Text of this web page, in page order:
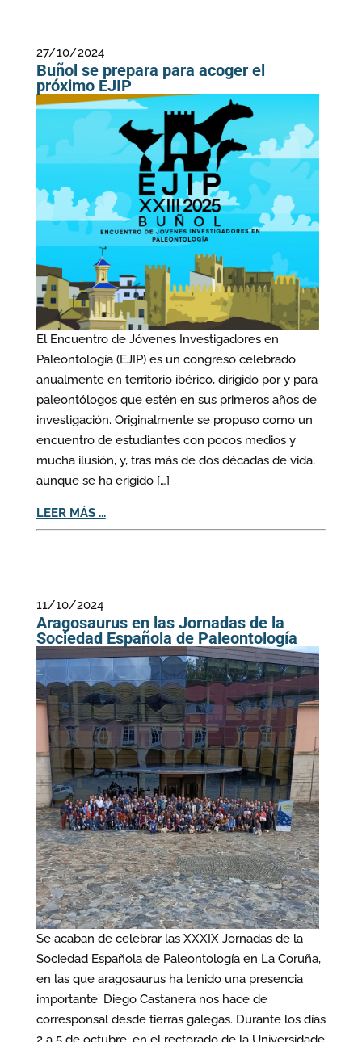
27/10/2024
Buñol se prepara para acoger el
próximo EJIP
El Encuentro de Jóvenes Investigadores en
Paleontología (EJIP) es un congreso celebrado
anualmente en territorio ibérico, dirigido por y para
paleontólogos que estén en sus primeros años de
investigación. Originalmente se propuso como un
encuentro de estudiantes con pocos medios y
mucha ilusión, y, tras más de dos décadas de vida,
aunque se ha erigido […]
LEER MÁS ...
11/10/2024
Aragosaurus en las Jornadas de la
Sociedad Española de Paleontología
Se acaban de celebrar las XXXIX Jornadas de la
Sociedad Española de Paleontología en La Coruña,
en las que aragosaurus ha tenido una presencia
importante. Diego Castanera nos hace de
corresponsal desde tierras galegas. Durante los días